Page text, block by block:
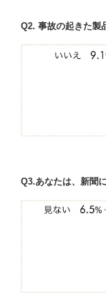
Q2. 事故の起きた製
Q3.あなたは、新聞